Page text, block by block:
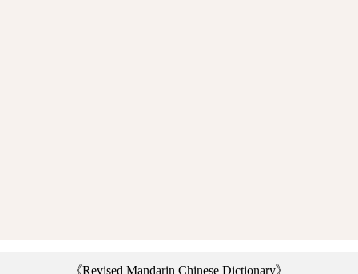
《Revised Mandarin Chinese Dictionary》